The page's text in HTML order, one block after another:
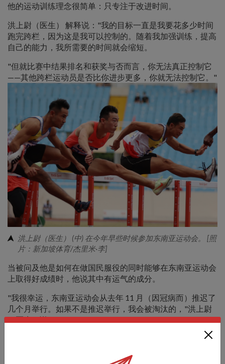
他的运动训练理念很简单：只专注于改进时间。
洪上尉（医生） 解释说："我的目标一直是我要花多少时间
跑完跨栏，因为这是我可以控制的。随着我加强训练，提高
自己的能力，我所需要的时间就会缩短。
"但就比赛中结果排名和获奖与否而言，你无法真正控制它
——其他跨栏运动员是否比你进步更多，你就无法控制它。"
洪上尉（医生） (中) 在今年早些时候参加东南亚运动会。 [照
片：新加坡体育/杰里米·李]
当被问及他是如何在做国民服役的同时能够在东南亚运动会
上取得好成绩时，他说其中有运气的成分。
"我很幸运，东南亚运动会从去年 11 月（因冠病而）推迟了
几个月举行。如果不是推迟举行，我会被淘汰的，"洪上尉
（医生）说。
去年的大部分时间里，他都在接受医疗见习军官和突击队训